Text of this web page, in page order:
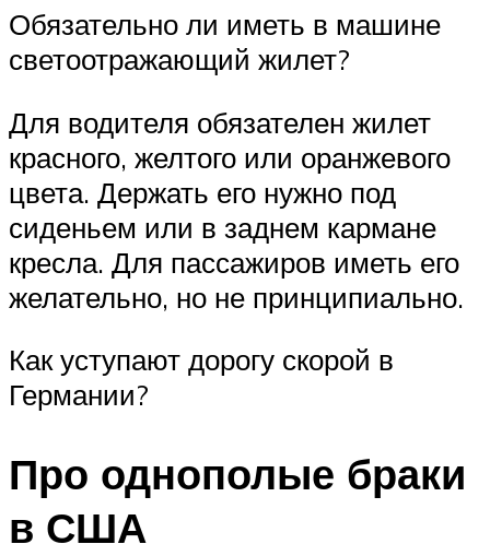
Обязательно ли иметь в машине
светоотражающий жилет?
Для водителя обязателен жилет
красного, желтого или оранжевого
цвета. Держать его нужно под
сиденьем или в заднем кармане
кресла. Для пассажиров иметь его
желательно, но не принципиально.
Как уступают дорогу скорой в
Германии?
Про однополые браки
в США